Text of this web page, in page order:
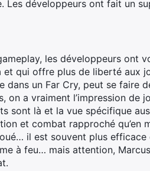
Les développeurs ont fait un
les développeurs ont
et qui offre plus de liberté aux
dans un Far Cry, peut se faire
on a vraiment l’impression de
sont là et la vue spécifique
et combat rapproché qu’en
il est souvent plus efficace
à feu… mais attention,